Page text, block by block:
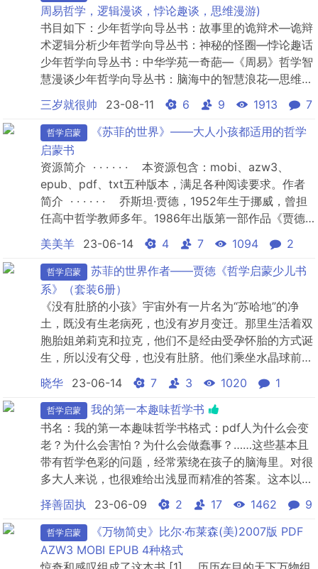
都会发现哲学的乐趣与价值！懂点哲学，换个角度，未
来的道路或许大有...
周易哲学，逻辑漫谈，悖论趣谈，思维漫游)
书目如下：少年哲学向导丛书：故事里的诡辩术—诡辩
术逻辑分析少年哲学向导丛书：神秘的怪圈—悖论趣话
少年哲学向导丛书：中华学苑一奇葩—《周易》哲学智
慧漫谈少年哲学向导丛书：脑海中的智慧浪花—思维王
国漫游少年哲学向导丛书：规矩与方圆—逻辑漫谈少年
哲学向导丛书：科学殿堂里的哲学之光—科学中哲学问
题漫谈少年哲学向导丛书：生活的智慧—孔子哲学散论
少年哲学向导丛书：橄榄色的智慧—古希腊哲学漫谈少
年哲学向导丛书：...
三岁就很帅 23-08-11 6 9 1913 7
哲学启蒙
《苏菲的世界》——大人小孩都适用的哲学
启蒙书
资源简介 · · · · · · 本资源包含：mobi、azw3、
epub、pdf、txt五种版本，满足各种阅读要求。作者
简介 · · · · · · 乔斯坦·贾德，1952年生于挪威，曾担
任高中哲学教师多年。1986年出版第一部作品《贾德
谈人生》，迄今出版了19部作品。长篇小说《苏菲的世
界》翻译成64种语言，全球销量超过4500万册，被誉
为“20世纪百部经典著作之一”，此书也奠定...
美美羊 23-06-14 4 7 1094 2
哲学启蒙
苏菲的世界作者——贾徳《哲学启蒙少儿书
系》（套装6册）
《没有肚脐的小孩》宇宙外有一片名为“苏哈地”的净
土，既没有生老病死，也没有岁月变迁。那里生活着双
胞胎姐弟莉克和拉克，他们不是经由受孕怀胎的方式诞
生，所以没有父母，也没有肚脐。他们乘坐水晶球前往
地球探险，见到了很多新奇事物，也结识了好朋
友。 *后，他们会选择回到“苏哈地”享有永恒的生
命，还是留在地球体验生命的喜怒哀乐呢？《青蛙城
堡》外公因病去世，面对突如其来的生离死别，男孩悲
痛万分。小矮人乌皮出现...
晓华 23-06-14 7 3 1020 1
哲学启蒙
我的第一本趣味哲学书
书名：我的第一本趣味哲学书格式：pdf人为什么会变
老？为什么会害怕？为什么会做蠢事？……这些基本且
带有哲学色彩的问题，经常萦绕在孩子的脑海里。对很
多大人来说，也很难给出浅显而精准的答案。这本以法
国Astrapi报的哲学专栏文章汇编而成的趣味绘本，涉
及死亡、自由、幸福等30个哲学主题。作者走进学
校、教室，和孩子们一起讨论，为各种观点准备了充足
的论据，让孩子在阅读中，无须想破脑壳，就可以完成
哲学启蒙。...
择善固执 23-06-09 2 17 1462 9
哲学启蒙
《万物简史》比尔·布莱森(美)2007版 PDF
AZW3 MOBI EPUB 4种格式